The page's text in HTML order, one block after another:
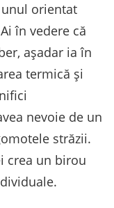
orientat
în vedere că
așadar ia în
termică și
nevoie de un
străzii.
crea un birou